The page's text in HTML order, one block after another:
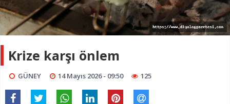
Krize karşı önlem
GÜNEY 14 Mayıs 2026 - 09:50 125